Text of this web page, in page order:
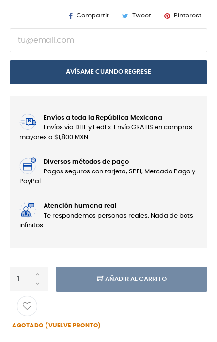
Compartir Tweet Pinterest
AVÍSAME CUANDO REGRESE
Envíos a toda la República Mexicana
Envíos vía DHL y FedEx. Envío GRATIS en compras
mayores a $1,800 MXN.
Diversos métodos de pago
Pagos seguros con tarjeta, SPEI, Mercado Pago y
PayPal.
Atención humana real
Te respondemos personas reales. Nada de bots
infinitos
AÑADIR AL CARRITO
AGOTADO (VUELVE PRONTO)